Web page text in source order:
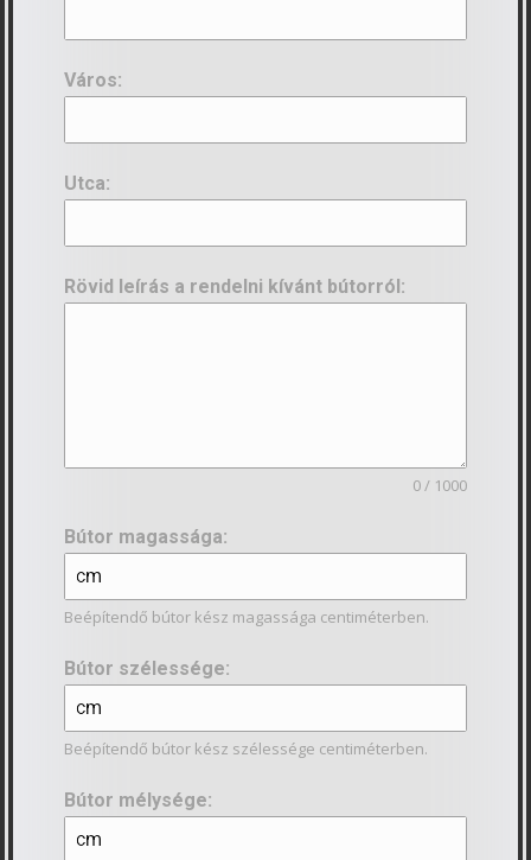
Város:
Utca:
Rövid leírás a rendelni kívánt bútorról:
0 / 1000
Bútor magassága:
Beépítendő bútor kész magassága centiméterben.
Bútor szélessége:
Beépítendő bútor kész szélessége centiméterben.
Bútor mélysége: